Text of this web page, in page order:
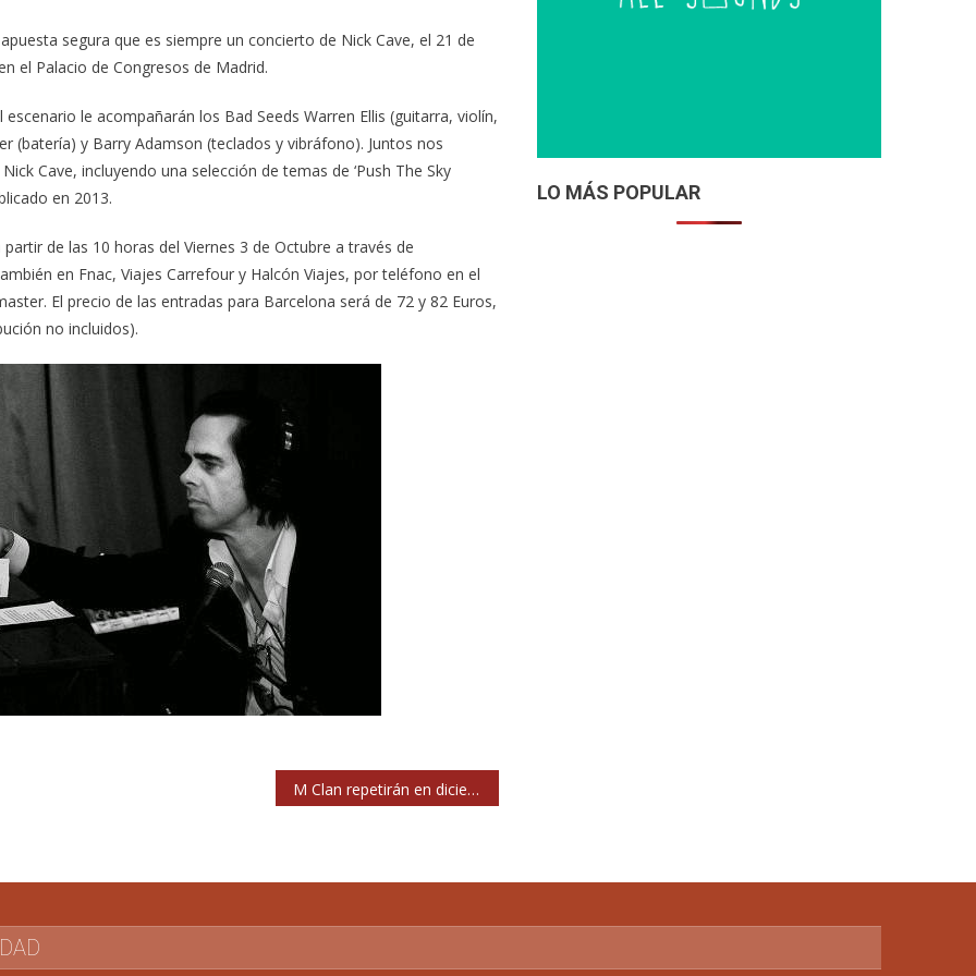
segura que es siempre un concierto de Nick Cave, el 21 de
el Palacio de Congresos de Madrid.
le acompañarán los Bad Seeds Warren Ellis (guitarra, violín,
(batería) y Barry Adamson (teclados y vibráfono). Juntos nos
Cave, incluyendo una selección de temas de ‘Push The Sky
en 2013.
de las 10 horas del Viernes 3 de Octubre a través de
en Fnac, Viajes Carrefour y Halcón Viajes, por teléfono en el
El precio de las entradas para Barcelona será de 72 y 82 Euros,
no incluidos).
M Clan repetirán en diciembre en Madrid con los invitados del Price y nuevos fichajes
LO MÁS POPULAR